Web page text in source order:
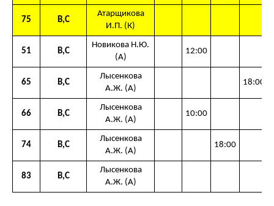
75 В,С
Атарщикова
И.П. (К)
51 В,С
Новикова Н.Ю.
(А)
12:00
65 В,С
Лысенкова
А.Ж. (А)
18:00
66 В,С
Лысенкова
А.Ж. (А)
10:00
74 В,С
Лысенкова
А.Ж. (А)
18:00
83 В,С
Лысенкова
А.Ж. (А)